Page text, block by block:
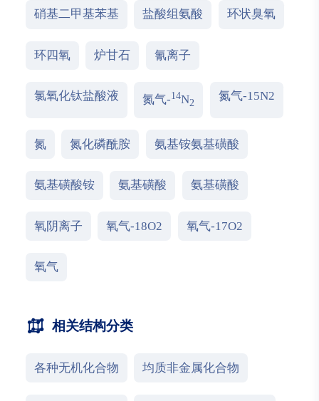
硝基二甲基苯基 盐酸组氨酸 环状臭氧
环四氧 炉甘石 氰离子
氯氧化钛盐酸液 氮气-14N2
氮气-15N2
氮 氮化磷酰胺 氨基铵氨基磺酸
氨基磺酸铵 氨基磺酸 氨基磺酸
氧阴离子 氧气-18O2 氧气-17O2
氧气
相关结构分类
各种无机化合物 均质非金属化合物